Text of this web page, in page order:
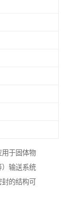
用于固体物
）输送系统
的结构可